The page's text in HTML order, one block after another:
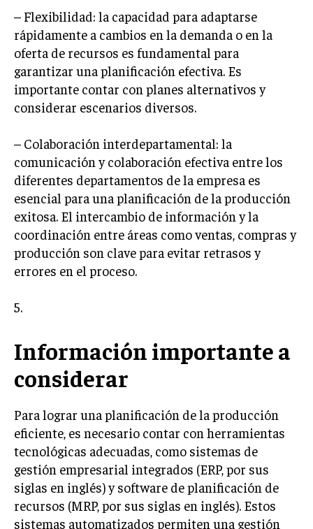
E-COMMERCE
E-COMMERCE Y COMERCIO ELECTRÓNICO
ESTRATEGIAS DE PRICING Y GESTIÓN DE
PRECIOS
GESTIÓN DE CRISIS EMPRESARIALES
EMPRESAS Y STARTUPS TECNOLÓGICAS
GESTIÓN DE LA EXPERIENCIA DEL CLIENTE
MÁS
PROYECTOS
GESTIÓN DE PROYECTOS
GESTIÓN DE OPERACIONES Y CADENA DE
SUMINISTRO
TALENTOS
RECURSOS HUMANOS Y GESTIÓN DEL
TALENTO
RECLUTAMIENTO Y SELECCIÓN
DESARROLLO DE PERSONAL
GESTIÓN DEL DESEMPEÑO
CULTURA Y CLIMA ORGANIZACIONAL
– Flexibilidad: la capacidad para adaptarse
rápidamente a cambios en la demanda o en la
oferta de recursos es fundamental para
garantizar una planificación efectiva. Es
importante contar con planes alternativos y
considerar escenarios diversos.
– Colaboración interdepartamental: la
comunicación y colaboración efectiva entre los
diferentes departamentos de la empresa es
esencial para una planificación de la producción
exitosa. El intercambio de información y la
coordinación entre áreas como ventas, compras y
producción son clave para evitar retrasos y
errores en el proceso.
5.
Información importante a
considerar
Para lograr una planificación de la producción
eficiente, es necesario contar con herramientas
tecnológicas adecuadas, como sistemas de
gestión empresarial integrados (ERP, por sus
siglas en inglés) y software de planificación de
recursos (MRP, por sus siglas en inglés). Estos
sistemas automatizados permiten una gestión